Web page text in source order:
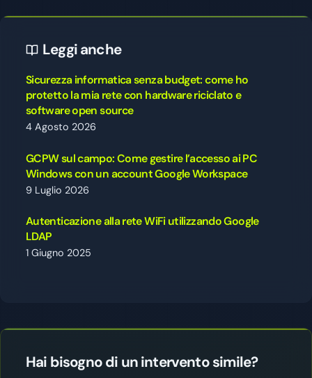
Leggi anche
Sicurezza informatica senza budget: come ho
protetto la mia rete con hardware riciclato e
software open source
4 Agosto 2026
GCPW sul campo: Come gestire l’accesso ai PC
Windows con un account Google Workspace
9 Luglio 2026
Autenticazione alla rete WiFi utilizzando Google
LDAP
1 Giugno 2025
Hai bisogno di un intervento simile?